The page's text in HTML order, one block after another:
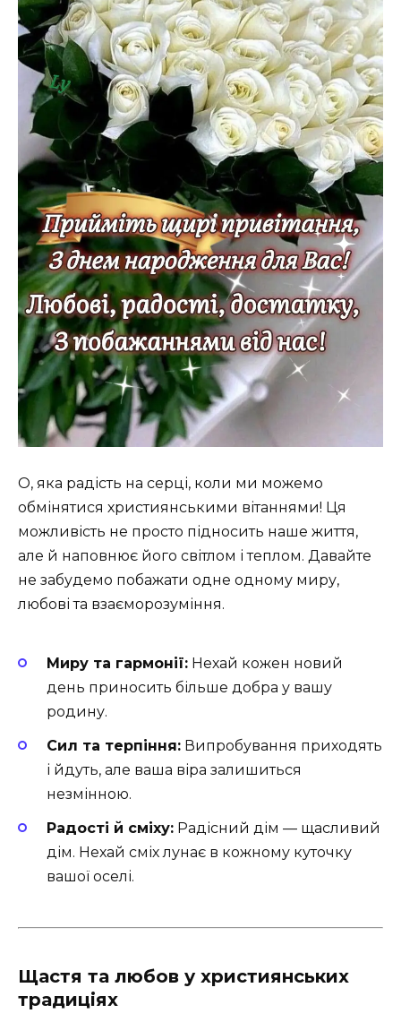
О, яка радість на серці, коли ми можемо
обмінятися християнськими вітаннями! Ця
можливість не просто підносить наше життя,
але й наповнює його світлом і теплом. Давайте
не забудемо побажати одне одному миру,
любові та взаєморозуміння.
Миру та гармонії: Нехай кожен новий
день приносить більше добра у вашу
родину.
Сил та терпіння: Випробування приходять
і йдуть, але ваша віра залишиться
незмінною.
Радості й сміху: Радісний дім — щасливий
дім. Нехай сміх лунає в кожному куточку
вашої оселі.
Щастя та любов у християнських
традиціях